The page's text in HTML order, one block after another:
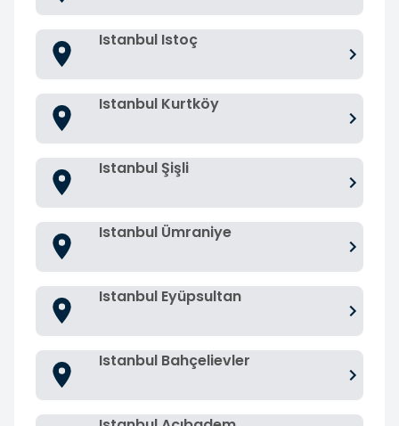
Istanbul Istoç
Istanbul Kurtköy
Istanbul Şişli
Istanbul Ümraniye
Istanbul Eyüpsultan
Istanbul Bahçelievler